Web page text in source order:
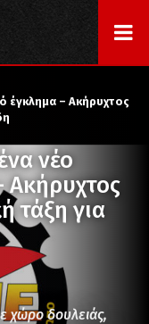
έγκλημα – Ακήρυχτος
νέο
Ακήρυχτος
τάξη για
χώρο δουλειάς,